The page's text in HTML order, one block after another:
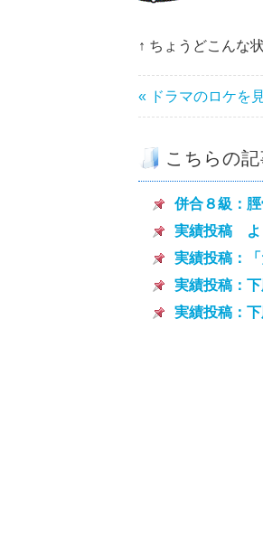
↑ ちょうどこんな
« ドラマのロケを
こちらの
併合８級：
実績投稿 よ
実績投稿：
実績投稿：
実績投稿：